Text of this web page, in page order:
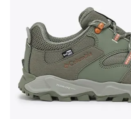
INFORMATIOM
ご利用ガイド
お問い合わせ
メルマガ登録